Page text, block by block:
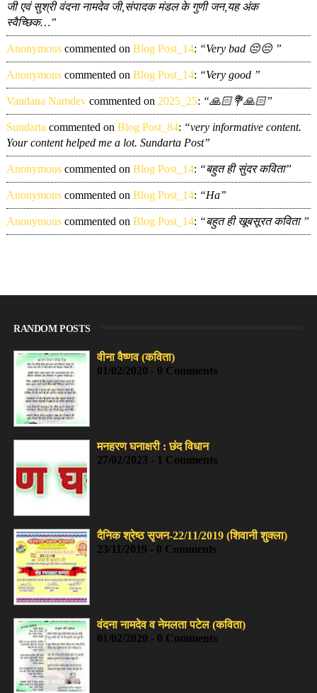
जी एवं सुश्री वंदना नामदेव जी,संपादक मंडल के गुणी जन,यह अंक
स्वैच्छिक…”
Anonymouscommented on Blog Post_14: “Very bad 😔😔 ”
Anonymouscommented on Blog Post_14: “Very good ”
Vandana Namdevcommented on 2025_25: “🙏🏻💐🙏🏻”
Sundarta commented on Blog Post_84: “very informative content.
Your content helped me a lot. Sundarta Post”
Anonymouscommented on Blog Post_14: “बहुत ही सुंदर कविता”
Anonymouscommented on Blog Post_14: “Ha”
Anonymouscommented on Blog Post_14: “बहुत ही खूबसूरत कविता ”
RANDOM POSTS
वीना वैष्णव (कविता)
01/02/2020 - 0 Comments
मनहरण घनाक्षरी : छंद विधान
27/02/2023 - 1 Comments
दैनिक श्रेष्ठ सृजन-22/11/2019 (शिवानी शुक्ला)
23/11/2019 - 0 Comments
वंदना नामदेव व नेमलता पटेल (कविता)
01/02/2020 - 0 Comments